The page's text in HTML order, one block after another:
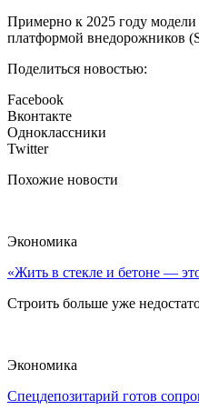
Примерно к 2025 году
платформой внедорожников
Поделиться новостью:
Facebook
Вконтакте
Одноклассники
Twitter
Похожие новости
Экономика
«Жить в стекле и бетоне —
Строить больше уже
Экономика
Спецдепозитарий готов